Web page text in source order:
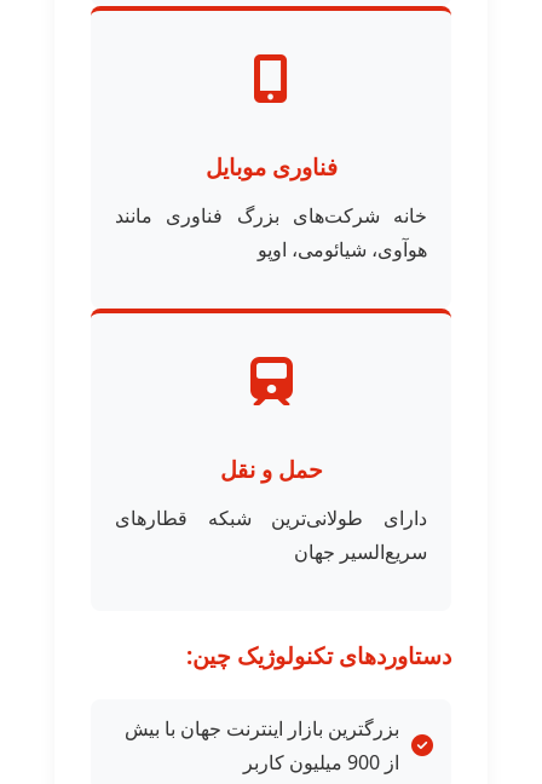
فناوری موبایل
خانه شرکت‌های بزرگ فناوری مانند
هوآوی، شیائومی، اوپو
حمل و نقل
دارای طولانی‌ترین شبکه قطارهای
سریع‌السیر جهان
دستاوردهای تکنولوژیک چین:
بزرگترین بازار اینترنت جهان با بیش
از 900 میلیون کاربر